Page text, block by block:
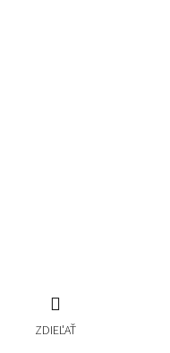
ZDIEĽAŤ